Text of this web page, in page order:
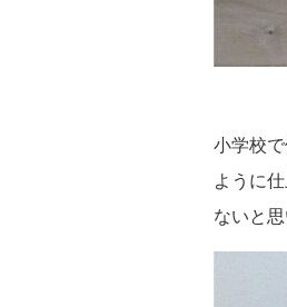
小学校
ように
ないと